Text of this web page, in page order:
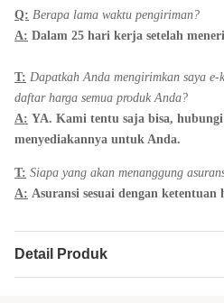
Q: Berapa lama waktu pengiriman?
A: Dalam 25 hari kerja setelah
T: Dapatkah Anda mengirimkan saya
daftar harga semua produk Anda?
A: YA. Kami tentu saja bisa, hubungi
menyediakannya untuk Anda.
T: Siapa yang akan menanggung
A: Asuransi sesuai dengan ketentuan
Detail Produk